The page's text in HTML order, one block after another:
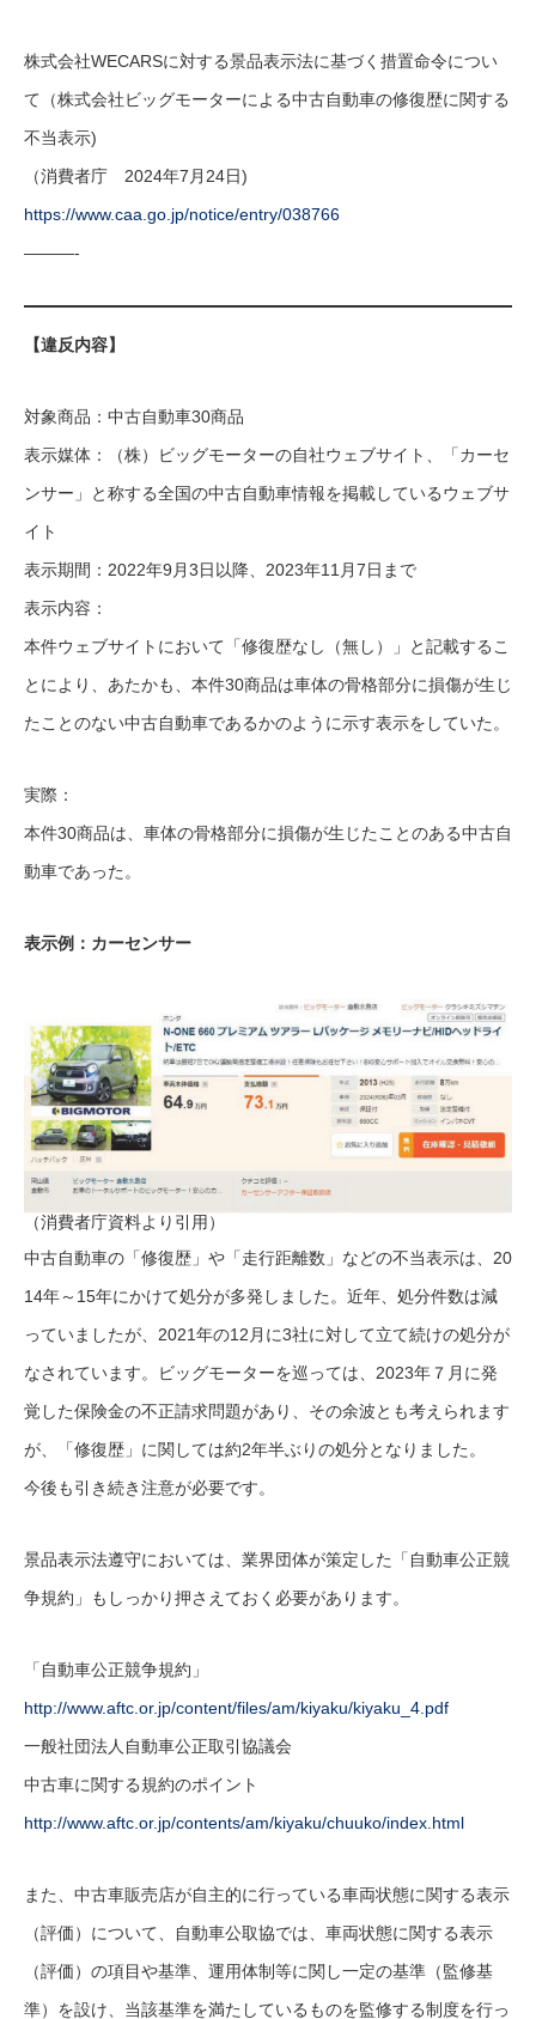
株式会社WECARSに対する景品表示法に基づく措置命令につい
て（株式会社ビッグモーターによる中古自動車の修復歴に関する
不当表示)
（消費者庁 2024年7月24日)
https://www.caa.go.jp/notice/entry/038766
———-
【違反内容】
対象商品：中古自動車30商品
表示媒体：（株）ビッグモーターの自社ウェブサイト、「カーセ
ンサー」と称する全国の中古自動車情報を掲載しているウェブサ
イト
表示期間：2022年9月3日以降、2023年11月7日まで
表示内容：
本件ウェブサイトにおいて「修復歴なし（無し）」と記載するこ
とにより、あたかも、本件30商品は車体の骨格部分に損傷が生じ
たことのない中古自動車であるかのように示す表示をしていた。
実際：
本件30商品は、車体の骨格部分に損傷が生じたことのある中古自
動車であった。
表示例：カーセンサー
（消費者庁資料より引用）
中古自動車の「修復歴」や「走行距離数」などの不当表示は、20
14年～15年にかけて処分が多発しました。近年、処分件数は減
っていましたが、2021年の12月に3社に対して立て続けの処分が
なされています。ビッグモーターを巡っては、2023年７月に発
覚した保険金の不正請求問題があり、その余波とも考えられます
が、「修復歴」に関しては約2年半ぶりの処分となりました。
今後も引き続き注意が必要です。
景品表示法遵守においては、業界団体が策定した「自動車公正競
争規約」もしっかり押さえておく必要があります。
「自動車公正競争規約」
http://www.aftc.or.jp/content/files/am/kiyaku/kiyaku_4.pdf
一般社団法人自動車公正取引協議会
中古車に関する規約のポイント
http://www.aftc.or.jp/contents/am/kiyaku/chuuko/index.html
また、中古車販売店が自主的に行っている車両状態に関する表示
（評価）について、自動車公取協では、車両状態に関する表示
（評価）の項目や基準、運用体制等に関し一定の基準（監修基
準）を設け、当該基準を満たしているものを監修する制度を行っ